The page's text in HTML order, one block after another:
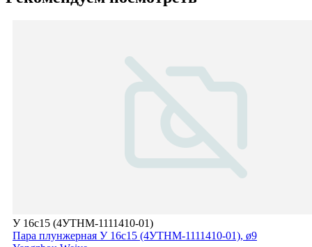
У 16c15 (4УТНМ-1111410-01)
Пара плунжерная У 16с15 (4УТНМ-1111410-01), ø9